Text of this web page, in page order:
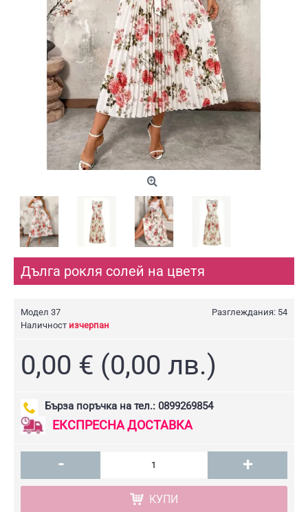
Дълга рокля солей на цветя
Разглеждания: 54
Модел 37
Наличност изчерпан
0,00 € (0,00 лв.)
Бърза поръчка на тел.: 0899269854
ЕКСПРЕСНА ДОСТАВКА
- +
КУПИ